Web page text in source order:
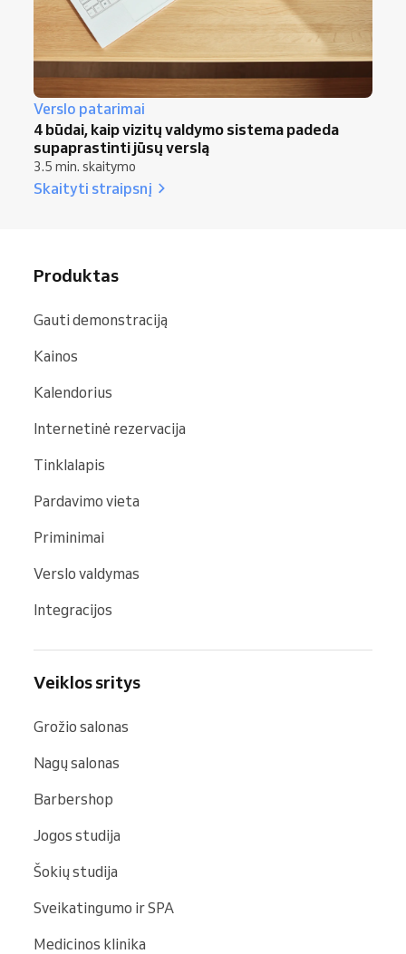
Verslo patarimai
4 būdai, kaip vizitų valdymo sistema padeda
supaprastinti jūsų verslą
3.5 min. skaitymo
Skaityti straipsnį
Produktas
Gauti demonstraciją
Kainos
Kalendorius
Internetinė rezervacija
Tinklalapis
Pardavimo vieta
Priminimai
Verslo valdymas
Integracijos
Veiklos sritys
Grožio salonas
Nagų salonas
Barbershop
Jogos studija
Šokių studija
Sveikatingumo ir SPA
Medicinos klinika